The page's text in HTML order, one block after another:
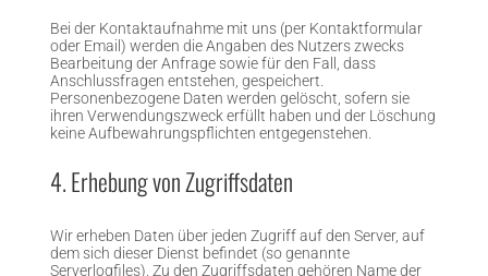
Bei der Kontaktaufnahme mit uns (per Kontaktformular
oder Email) werden die Angaben des Nutzers zwecks
Bearbeitung der Anfrage sowie für den Fall, dass
Anschlussfragen entstehen, gespeichert.
Personenbezogene Daten werden gelöscht, sofern sie
ihren Verwendungszweck erfüllt haben und der Löschung
keine Aufbewahrungspflichten entgegenstehen.
4. Erhebung von Zugriffsdaten
Wir erheben Daten über jeden Zugriff auf den Server, auf
dem sich dieser Dienst befindet (so genannte
Serverlogfiles). Zu den Zugriffsdaten gehören Name der